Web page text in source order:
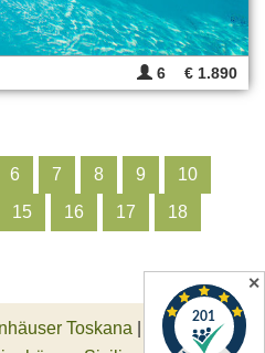
6 € 1.890
6 7 8 9
10
15 16 17 18
Toskana
✕